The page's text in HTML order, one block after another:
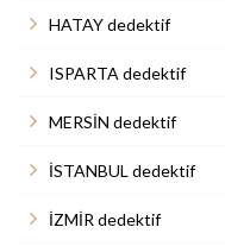
HATAY dedektif
ISPARTA dedektif
MERSİN dedektif
İSTANBUL dedektif
İZMİR dedektif